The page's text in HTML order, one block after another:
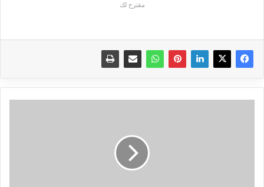
مقترح لك